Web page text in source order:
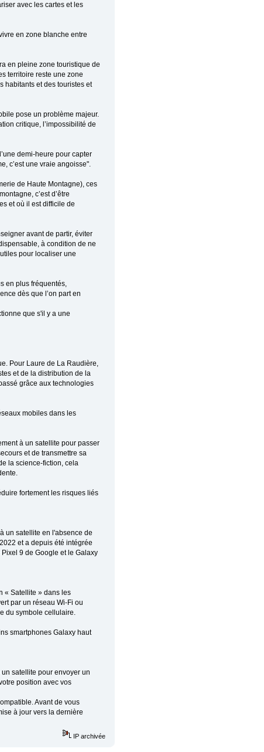
avec les cartes et les
en zone blanche entre
en pleine zone touristique de
territoire reste une zone
habitants et des touristes et
pose un problème majeur.
critique, l’impossibilité de
demi-heure pour capter
c’est une vraie angoisse".
de Haute Montagne), ces
c’est d’être
et où il est difficile de
avant de partir, éviter
à condition de ne
pour localiser une
en plus fréquentés,
dès que l’on part en
que s'il y a une
Pour Laure de La Raudière,
et de la distribution de la
grâce aux technologies
mobiles dans les
à un satellite pour passer
et de transmettre sa
la science-fiction, cela
fortement les risques liés
un satellite en l'absence de
et a depuis été intégrée
9 de Google et le Galaxy
« Satellite » dans les
par un réseau Wi-Fi ou
du symbole cellulaire.
smartphones Galaxy haut
satellite pour envoyer un
position avec vos
Avant de vous
à jour vers la dernière
IP archivée